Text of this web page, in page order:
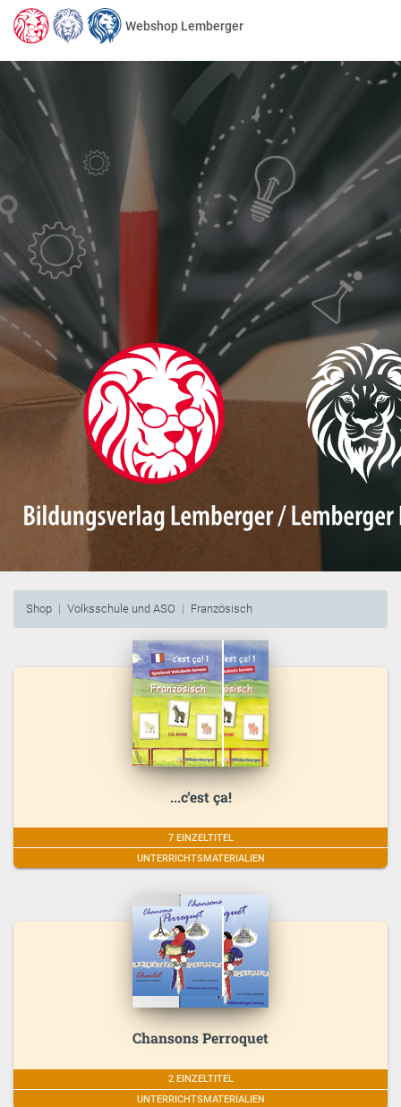
Webshop Lemberger
Shop Volksschule und ASO Französisch
...c‘est ça!
7 EINZELTITEL
UNTERRICHTSMATERIALIEN
Chansons Perroquet
2 EINZELTITEL
UNTERRICHTSMATERIALIEN